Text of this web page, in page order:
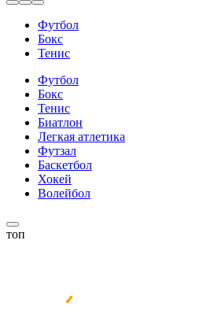
Футбол
Бокс
Тенис
Футбол
Бокс
Тенис
Биатлон
Легкая атлетика
Футзал
Баскетбол
Хокей
Волейбол
топ